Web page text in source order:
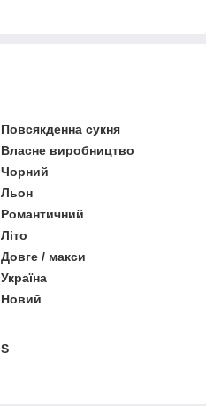
Повсякденна сукня
Власне виробництво
Чорний
Льон
Романтичний
Літо
Довге / макси
Україна
Новий
S